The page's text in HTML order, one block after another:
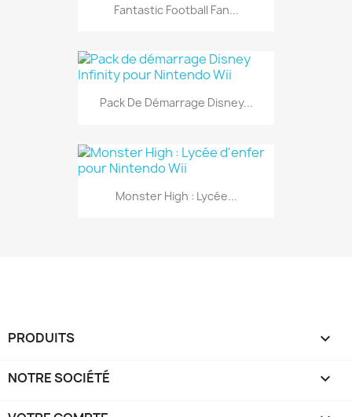
Fantastic Football Fan...
Pack De Démarrage Disney...
Monster High : Lycée...
PRODUITS 
NOTRE SOCIÉTÉ 